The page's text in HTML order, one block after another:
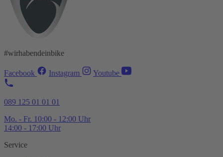
#wirhabendeinbike
Facebook Instagram Youtube
089 125 01 01 01
Mo. - Fr. 10:00 - 12:00 Uhr
14:00 - 17:00 Uhr
Service